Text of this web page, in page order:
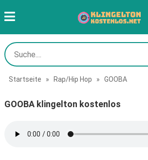
Startseite » Rap/Hip Hop » GOOBA
GOOBA klingelton kostenlos